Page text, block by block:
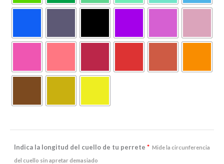
Indica la longitud del cuello de tu perrete * Mide la circunferencia
del cuello sin apretar demasiado